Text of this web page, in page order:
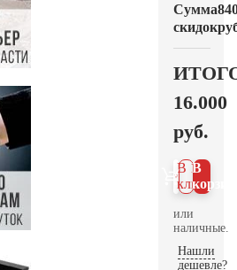
Сумма
скидок
16.000
руб.
В
В 1
клик
или
наличные.
Нашли
дешевле?